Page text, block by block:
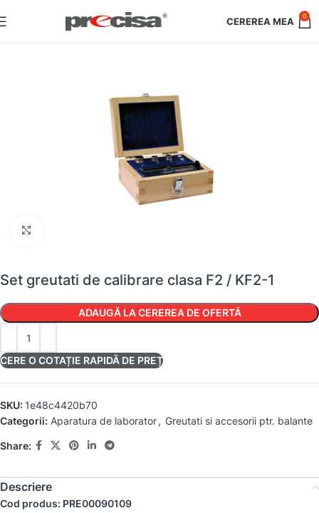
0
Set greutati de calibrare clasa F2 / KF2-1
ADAUGĂ LA CEREREA DE OFERTĂ
CERE O COTAȚIE RAPIDĂ DE PREȚ
SKU: 1e48c4420b70
Categorii: Aparatura de laborator, Greutati si accesorii ptr. balante
Share:
Descriere
Cod produs: PRE00090109